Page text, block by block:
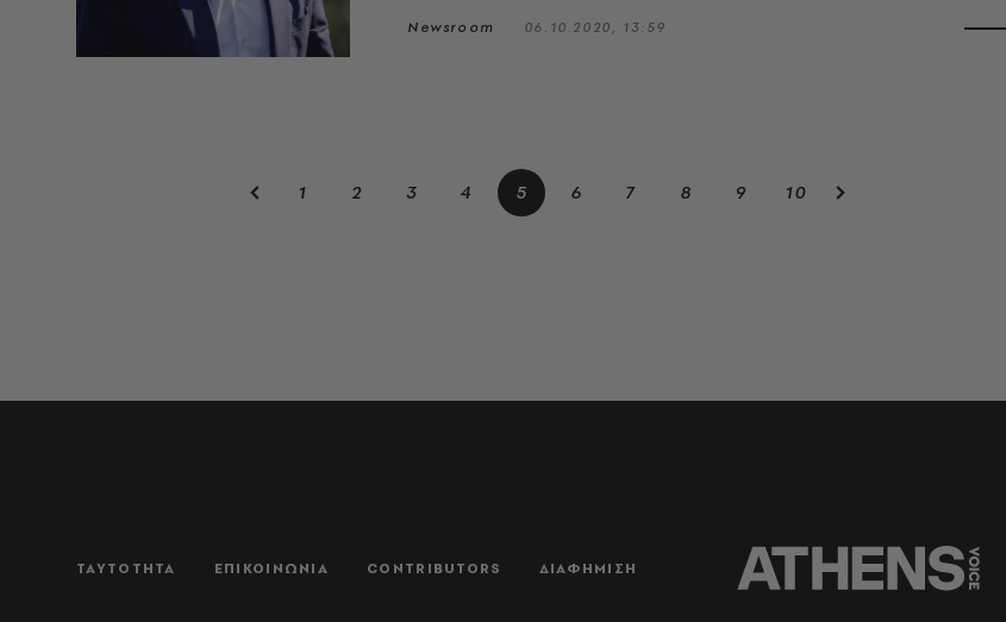
Newsroom 06.10.2020, 13:59
1 2 3 4 5 6 7 8 9 10
ΤΑΥΤΟΤΗΤΑ ΕΠΙΚΟΙΝΩΝΙΑ CONTRIBUTORS ΔΙΑΦΗΜΙΣΗ